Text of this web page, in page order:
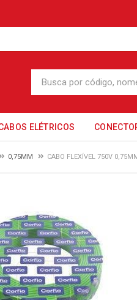
ELÉTRICOS
0,75MM CABO FLEXÍVEL 750V